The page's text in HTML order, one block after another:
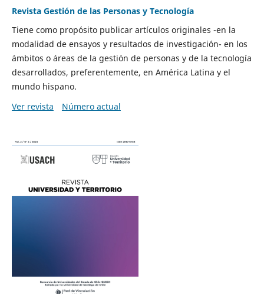
Revista Gestión de las Personas y Tecnología
Tiene como propósito publicar artículos originales -en la
modalidad de ensayos y resultados de investigación- en los
ámbitos o áreas de la gestión de personas y de la tecnología
desarrollados, preferentemente, en América Latina y el
mundo hispano.
Ver revista
Número actual